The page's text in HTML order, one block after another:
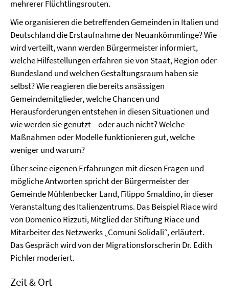
mehrerer Flüchtlingsrouten.
Wie organisieren die betreffenden Gemeinden in Italien und
Deutschland die Erstaufnahme der Neuankömmlinge? Wie
wird verteilt, wann werden Bürgermeister informiert,
welche Hilfestellungen erfahren sie von Staat, Region oder
Bundesland und welchen Gestaltungsraum haben sie
selbst? Wie reagieren die bereits ansässigen
Gemeindemitglieder, welche Chancen und
Herausforderungen entstehen in diesen Situationen und
wie werden sie genutzt – oder auch nicht? Welche
Maßnahmen oder Modelle funktionieren gut, welche
weniger und warum?
Über seine eigenen Erfahrungen mit diesen Fragen und
mögliche Antworten spricht der Bürgermeister der
Gemeinde Mühlenbecker Land, Filippo Smaldino, in dieser
Veranstaltung des Italienzentrums. Das Beispiel Riace wird
von Domenico Rizzuti, Mitglied der Stiftung Riace und
Mitarbeiter des Netzwerks „Comuni Solidali“, erläutert.
Das Gespräch wird von der Migrationsforscherin Dr. Edith
Pichler moderiert.
Zeit & Ort